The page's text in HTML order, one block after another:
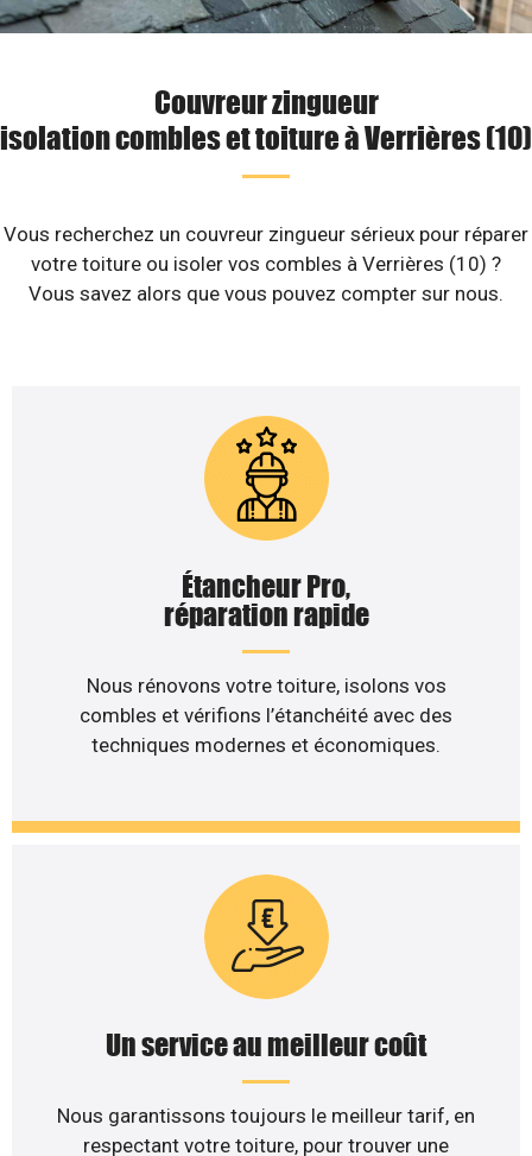
Couvreur zingueur
isolation combles et toiture à Verrières (10)
Vous recherchez un couvreur zingueur sérieux pour réparer
votre toiture ou isoler vos combles à Verrières (10) ?
Vous savez alors que vous pouvez compter sur nous.
Étancheur Pro,
réparation rapide
Nous rénovons votre toiture, isolons vos
combles et vérifions l’étanchéité avec des
techniques modernes et économiques.
Un service au meilleur coût
Nous garantissons toujours le meilleur tarif, en
respectant votre toiture, pour trouver une